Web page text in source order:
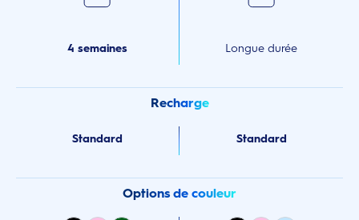
4 semaines Longue durée
Recharge
Standard Standard
Options de couleur